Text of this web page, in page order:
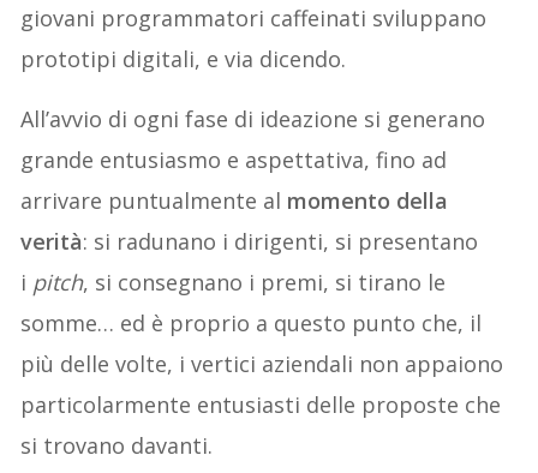
giovani programmatori caffeinati sviluppano
prototipi digitali, e via dicendo.
All’avvio di ogni fase di ideazione si generano
grande entusiasmo e aspettativa, fino ad
arrivare puntualmente al momento della
verità: si radunano i dirigenti, si presentano
i pitch, si consegnano i premi, si tirano le
somme… ed è proprio a questo punto che, il
più delle volte, i vertici aziendali non appaiono
particolarmente entusiasti delle proposte che
si trovano davanti.